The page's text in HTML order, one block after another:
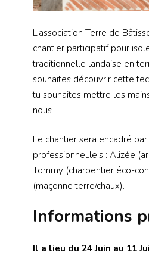
L’association Terre de
chantier participatif pour
traditionnelle landaise en
souhaites découvrir cette
tu souhaites mettre les
nous !
Le chantier sera encadré
professionnel.le.s : Alizée
Tommy (charpentier éco-
(maçonne terre/chaux).
Informations
Il a lieu du 24 Juin au 11